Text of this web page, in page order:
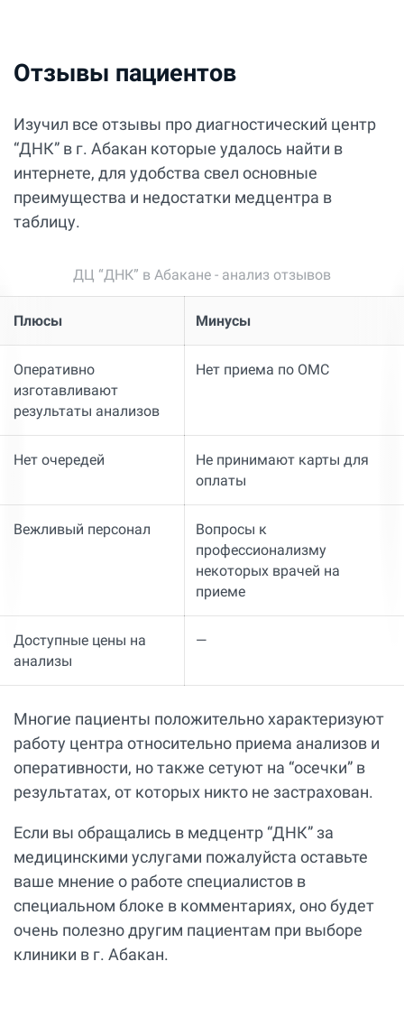
Отзывы пациентов
Изучил все отзывы про диагностический центр
“ДНК” в г. Абакан которые удалось найти в
интернете, для удобства свел основные
преимущества и недостатки медцентра в
таблицу.
ДЦ “ДНК” в Абакане - анализ отзывов
Плюсы Минусы
Оперативно
изготавливают
результаты анализов
Нет приема по ОМС
Нет очередей
Не принимают карты для
оплаты
Вежливый персонал
Вопросы к
профессионализму
некоторых врачей на
приеме
Доступные цены на
анализы
—
Многие пациенты положительно характеризуют
работу центра относительно приема анализов и
оперативности, но также сетуют на “осечки” в
результатах, от которых никто не застрахован.
Если вы обращались в медцентр “ДНК” за
медицинскими услугами пожалуйста оставьте
ваше мнение о работе специалистов в
специальном блоке в комментариях, оно будет
очень полезно другим пациентам при выборе
клиники в г. Абакан.